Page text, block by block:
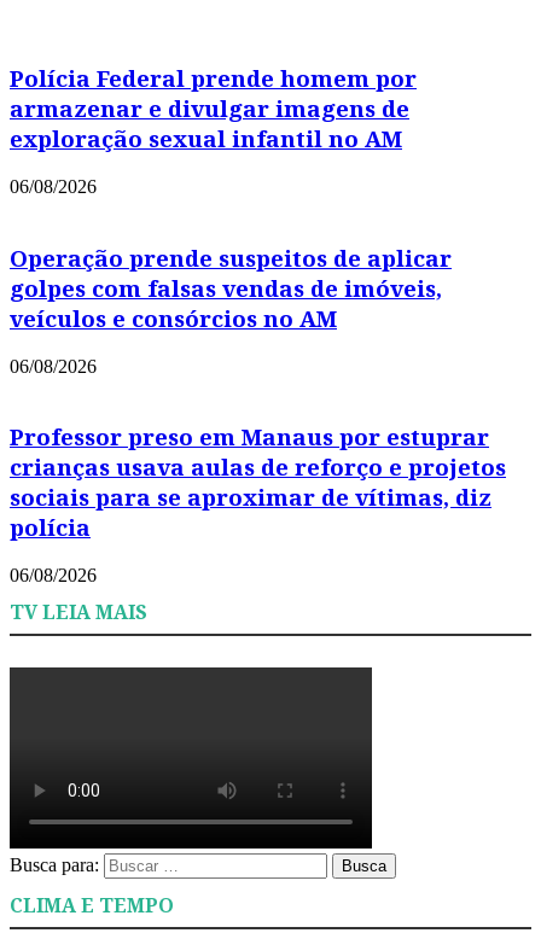
Polícia Federal prende homem por
armazenar e divulgar imagens de
exploração sexual infantil no AM
06/08/2026
Operação prende suspeitos de aplicar
golpes com falsas vendas de imóveis,
veículos e consórcios no AM
06/08/2026
Professor preso em Manaus por estuprar
crianças usava aulas de reforço e projetos
sociais para se aproximar de vítimas, diz
polícia
06/08/2026
TV LEIA MAIS
Busca para: Busca
CLIMA E TEMPO